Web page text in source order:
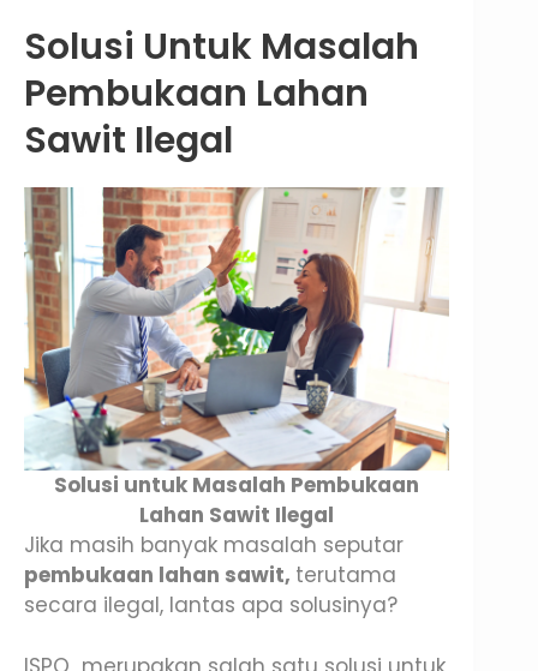
Solusi Untuk Masalah
Pembukaan Lahan
Sawit Ilegal
Solusi untuk Masalah Pembukaan
Lahan Sawit Ilegal
Jika masih banyak masalah seputar
pembukaan lahan sawit, terutama
secara ilegal, lantas apa solusinya?